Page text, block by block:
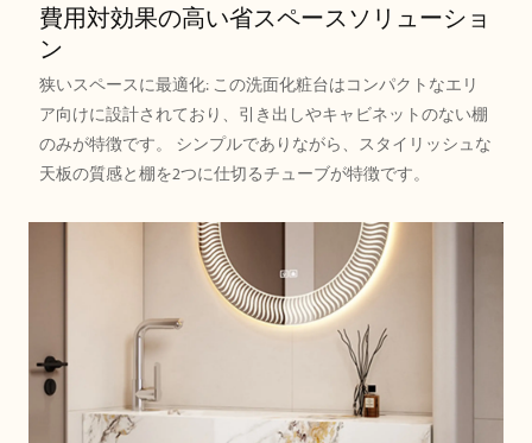
費用対効果の高い省スペースソリューショ
ン
狭いスペースに最適化: この洗面化粧台はコンパクトなエリ
ア向けに設計されており、引き出しやキャビネットのない棚
のみが特徴です。 シンプルでありながら、スタイリッシュな
天板の質感と棚を2つに仕切るチューブが特徴です。